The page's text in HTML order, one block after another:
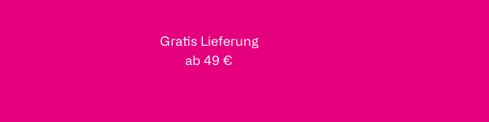
Gratis Lieferung
ab 49 €